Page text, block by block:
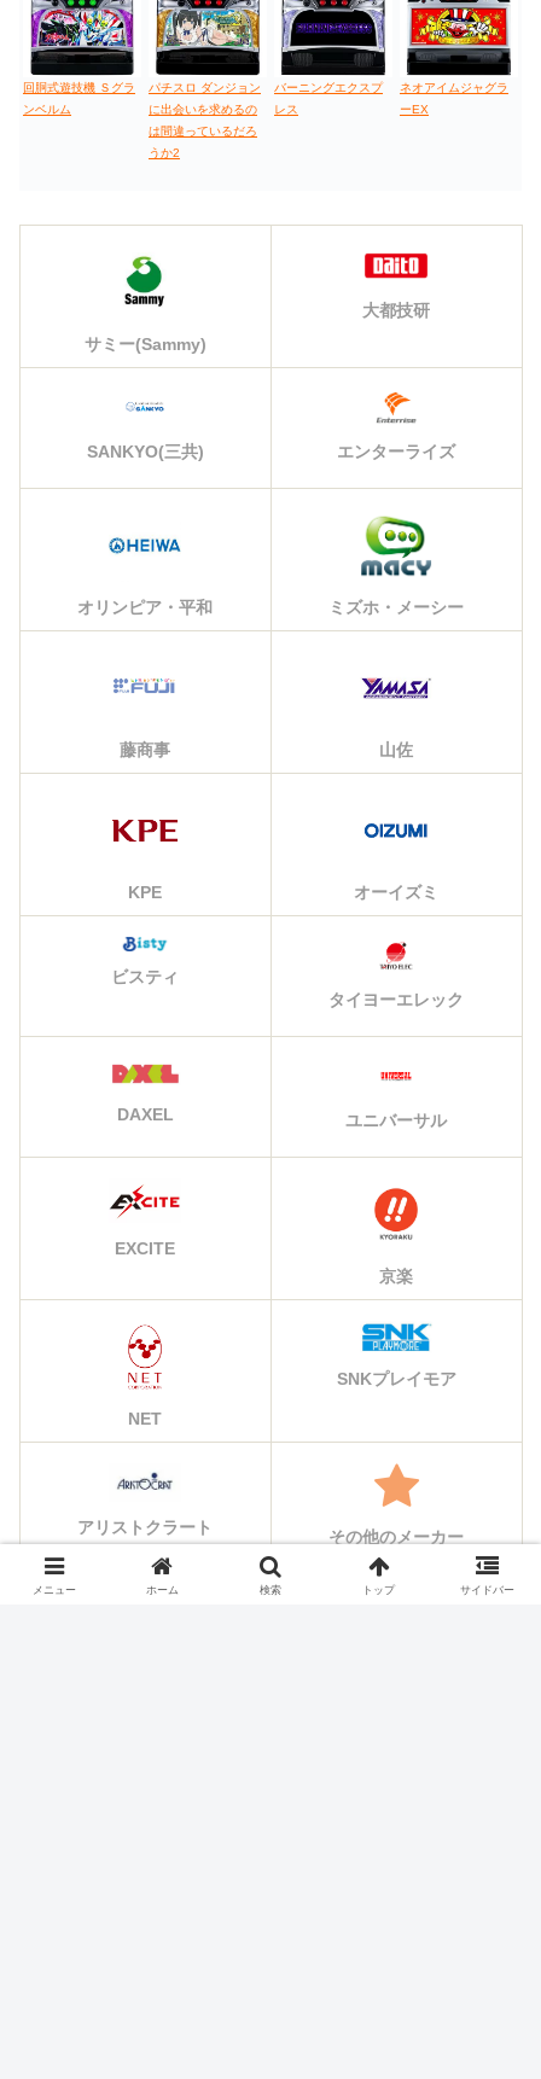
回胴式遊技機 Ｓグラ
ンベルム
パチスロ ダンジョン
に出会いを求めるの
は間違っているだろ
うか2
バーニングエクスプ
レス
ネオアイムジャグラ
ーEX
サミー(Sammy)
大都技研
SANKYO(三共) エンターライズ
オリンピア・平和 ミズホ・メーシー
藤商事 山佐
KPE オーイズミ
ビスティ
タイヨーエレック
DAXEL ユニバーサル
EXCITE
京楽
NET
SNKプレイモア
アリストクラート その他のメーカー
メニュー ホーム 検索 トップ サイドバー